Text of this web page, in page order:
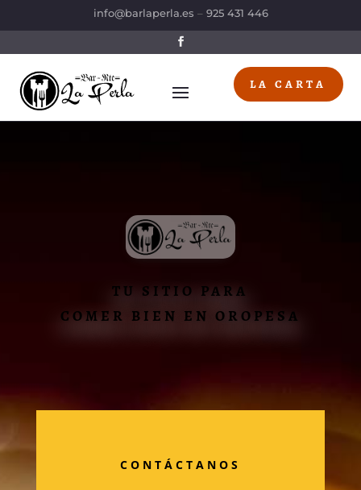
info@barlaperla.es – 925 431 446
LA CARTA
TU SITIO PARA
COMER BIEN EN OROPESA
CONTÁCTANOS